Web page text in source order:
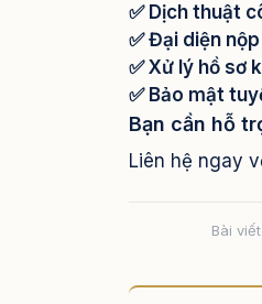
✅ Dịch thuật
✅ Đại diện
✅ Xử lý hồ sơ
✅ Bảo mật
Bạn cần hỗ
Liên hệ ngay
Bài